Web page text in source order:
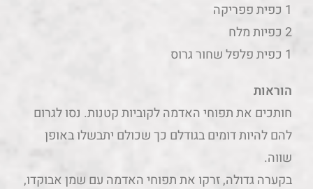
1 כפית פפריקה
2 כפיות מלח
1 כפית פלפל שחור גרוס
הוראות
חותכים את תפוחי האדמה לקוביות קטנות. נסו לגרום
להם להיות דומים בגודלם כך שכולם יתבשלו באופן
שווה.
בקערה גדולה, זרקו את תפוחי האדמה עם שמן אבוקדו,